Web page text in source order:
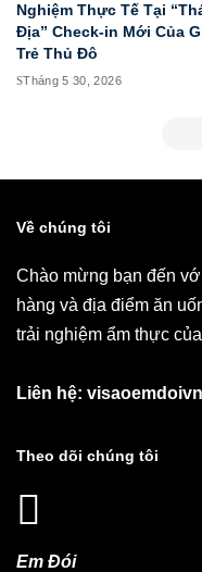
Nghiệm Thực Tế Tại
Địa” Check-in Mới Của
Trẻ Thủ Đô
Tháng 5 30, 2026
Về chúng tôi
Chào mừng bạn đến
hàng và địa điểm ăn
trải nghiệm ẩm thực
Liên hệ:
Theo dõi chúng tôi
Em Đói